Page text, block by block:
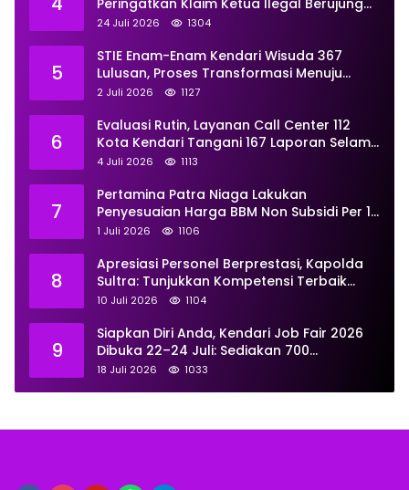
Peringatkan Klaim Ketua Ilegal Berujung
Proses Hukum
24 Juli 2026 1304
5
STIE Enam-Enam Kendari Wisuda 367
Lulusan, Proses Transformasi Menuju
Universitas Resmi Diterima
2 Juli 2026 1127
6
Evaluasi Rutin, Layanan Call Center 112
Kota Kendari Tangani 167 Laporan Selama
Juni
4 Juli 2026 1113
7
Pertamina Patra Niaga Lakukan
Penyesuaian Harga BBM Non Subsidi Per 1
Juli 2026, Berikut Rinciannya
1 Juli 2026 1106
8
Apresiasi Personel Berprestasi, Kapolda
Sultra: Tunjukkan Kompetensi Terbaik
untuk Masyarakat
10 Juli 2026 1104
9
Siapkan Diri Anda, Kendari Job Fair 2026
Dibuka 22–24 Juli: Sediakan 700
Lowongan dari 30 Perusahaan
18 Juli 2026 1033